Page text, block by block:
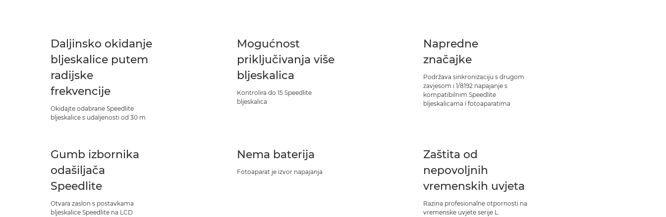
Daljinsko okidanje
bljeskalice putem
radijske
frekvencije
Okidajte odabrane Speedlite
bljeskalice s udaljenosti od 30 m
Mogućnost
priključivanja više
bljeskalica
Kontrolira do 15 Speedlite
bljeskalica
Napredne
značajke
Podržava sinkronizaciju s drugom
zavjesom i 1/8192 napajanje s
kompatibilnim Speedlite
bljeskalicama i fotoaparatima
Gumb izbornika
odašiljača
Speedlite
Otvara zaslon s postavkama
bljeskalice Speedlite na LCD
Nema baterija
Fotoaparat je izvor napajanja
Zaštita od
nepovoljnih
vremenskih uvjeta
Razina profesionalne otpornosti na
vremenske uvjete serije L.